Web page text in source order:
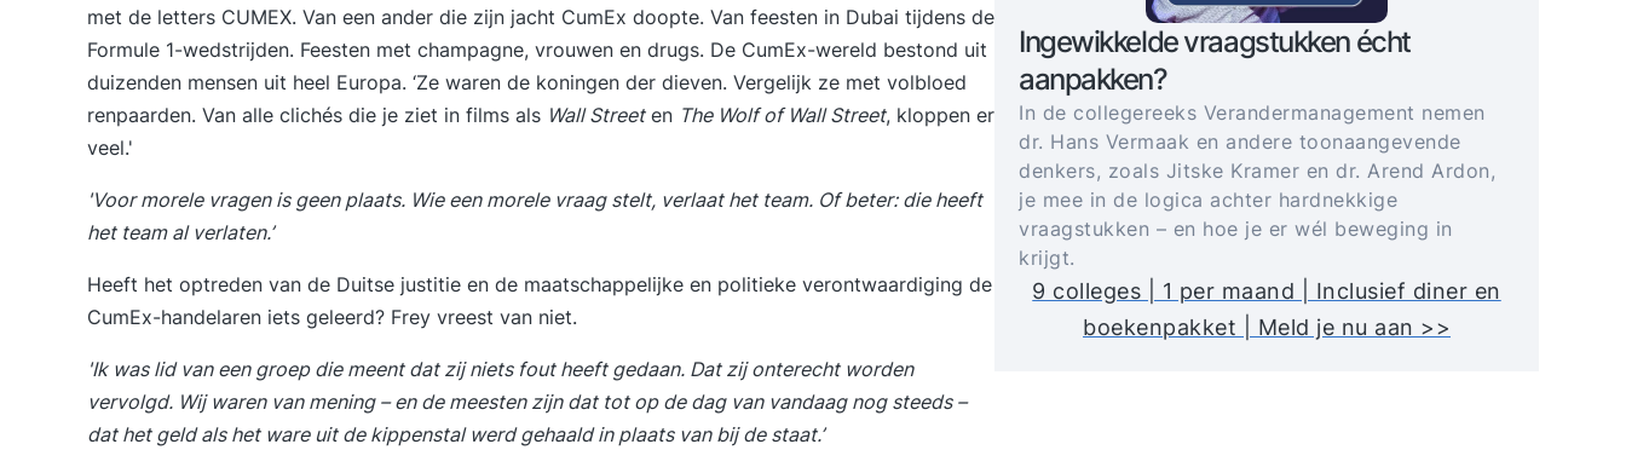
met de letters CUMEX. Van een ander die zijn jacht CumEx doopte. Van feesten in Dubai tijdens de
Formule 1-wedstrijden. Feesten met champagne, vrouwen en drugs. De CumEx-wereld bestond uit
duizenden mensen uit heel Europa. ‘Ze waren de koningen der dieven. Vergelijk ze met volbloed
renpaarden. Van alle clichés die je ziet in films als Wall Streeten The Wolf of Wall Street, kloppen er
veel.'
'Voor morele vragen is geen plaats. Wie een morele vraag stelt, verlaat het team. Of beter: die heeft
het team al verlaten.’
Heeft het optreden van de Duitse justitie en de maatschappelijke en politieke verontwaardiging de
CumEx-handelaren iets geleerd? Frey vreest van niet.
'Ik was lid van een groep die meent dat zij niets fout heeft gedaan. Dat zij onterecht worden
vervolgd. Wij waren van mening – en de meesten zijn dat tot op de dag van vandaag nog steeds –
dat het geld als het ware uit de kippenstal werd gehaald in plaats van bij de staat.’
Ingewikkelde vraagstukken écht
aanpakken?
In de collegereeks Verandermanagement nemen
dr. Hans Vermaak en andere toonaangevende
denkers, zoals Jitske Kramer en dr. Arend Ardon,
je mee in de logica achter hardnekkige
vraagstukken – en hoe je er wél beweging in
krijgt.
9 colleges | 1 per maand | Inclusief diner en
boekenpakket | Meld je nu aan >>